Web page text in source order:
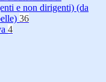
e non dirigenti) (da
36
4